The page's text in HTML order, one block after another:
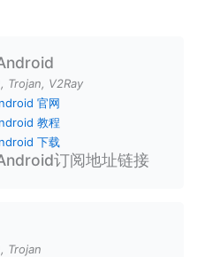
, Trojan, V2Ray
官网
教程
下载
订阅地址链接
, Trojan